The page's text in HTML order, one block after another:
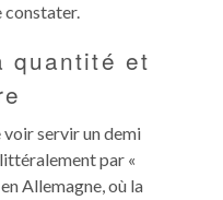
constater.
quantité et
voir servir un demi
par «
Allemagne, où la